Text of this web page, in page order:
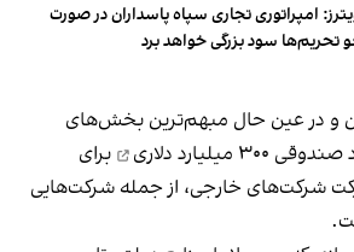
امپراتوری تجاری سپاه پاسداران در صورت
تحریم‌ها سود بزرگی خواهد برد
و در عین حال مبهم‌ترین بخش‌های
صندوقی ۳۰۰ میلیارد دلاری
برای
شرکت‌های خارجی، از جمله شرکت‌هایی